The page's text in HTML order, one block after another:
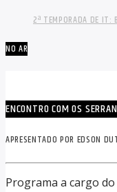
2ª TEMPORADA DE IT:
NO AR
ENCONTRO COM OS
APRESENTADO POR EDSON
Programa a cargo